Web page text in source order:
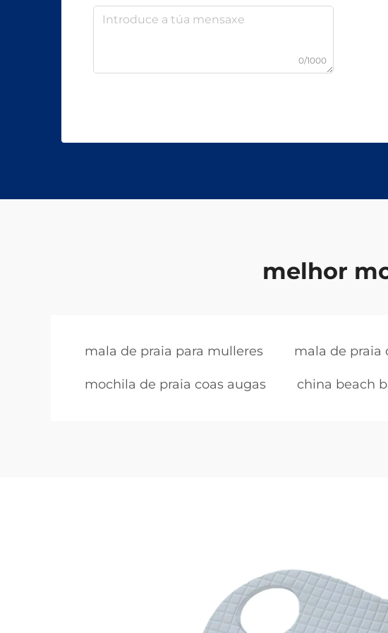
0/1000
melhor
mala de praia para mulleres mala de praia
mochila de praia coas augas china beach